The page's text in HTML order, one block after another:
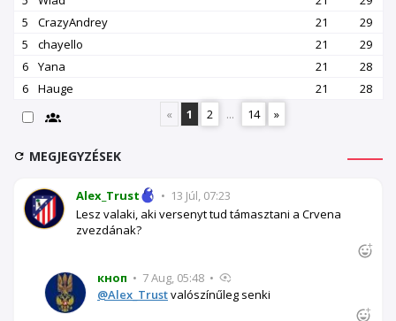
5
CrazyAndrey 21
29
5
chayello 21
29
6
Yana 21
28
6
Hauge 21
28
«
1 2 ... 14 »
MEGJEGYZÉSEK
Alex_Trust • 13 Júl, 07:23
Lesz valaki, aki versenyt tud támasztani a Crvena
zvezdának?
кноп • 7 Aug, 05:48 •
@Alex_Trustvalószínűleg senki